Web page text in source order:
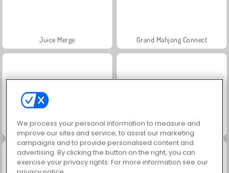
Juice Merge Grand Mahjong Connect
Masha and the Bear: Meadows Scala 40
We process your personal information to measure and
improve our sites and service, to assist our marketing
campaigns and to provide personalised content and
advertising. By clicking the button on the right, you can
exercise your privacy rights. For more information see our